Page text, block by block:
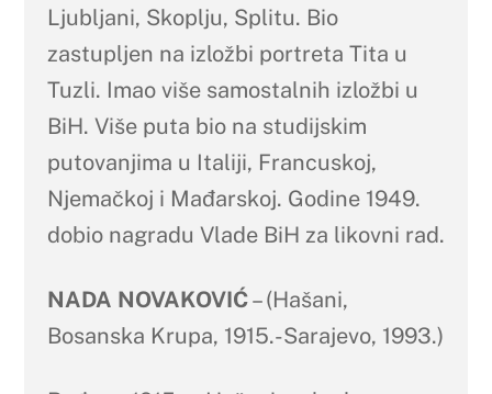
Ljubljani, Skoplju, Splitu. Bio
zastupljen na izložbi portreta Tita u
Tuzli. Imao više samostalnih izložbi u
BiH. Više puta bio na studijskim
putovanjima u Italiji, Francuskoj,
Njemačkoj i Mađarskoj. Godine 1949.
dobio nagradu Vlade BiH za likovni rad.
NADA NOVAKOVIĆ– (Hašani,
Bosanska Krupa, 1915.-Sarajevo, 1993.)